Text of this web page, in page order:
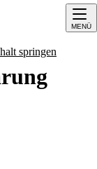
springen
MENÜ